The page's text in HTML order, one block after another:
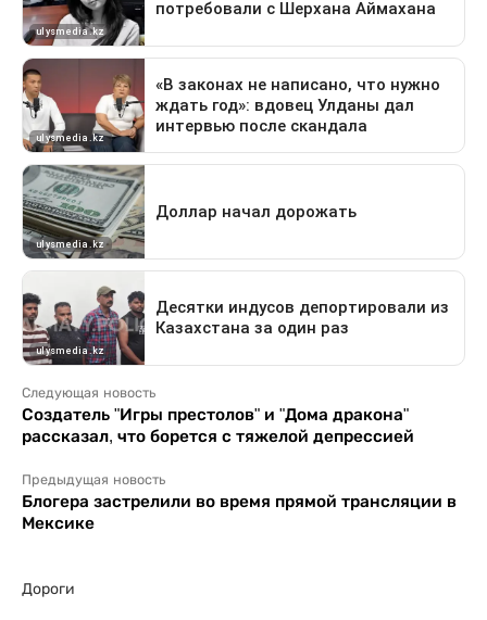
Следующая новость
Создатель "Игры престолов" и "Дома дракона"
рассказал, что борется с тяжелой депрессией
Предыдущая новость
Блогера застрелили во время прямой трансляции в
Мексике
Дороги